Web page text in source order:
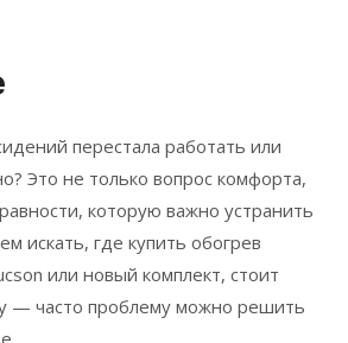
перестала работать или
Это не только вопрос комфорта,
которую важно устранить
искать, где купить обогрев
или новый комплект, стоит
— часто проблему можно решить